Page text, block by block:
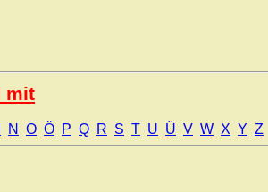
mit
N O Ö P Q R S T U Ü V W X Y Z